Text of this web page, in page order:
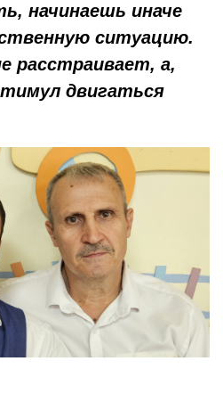
начинаешь иначе
ситуацию.
расстраивает, а,
двигаться